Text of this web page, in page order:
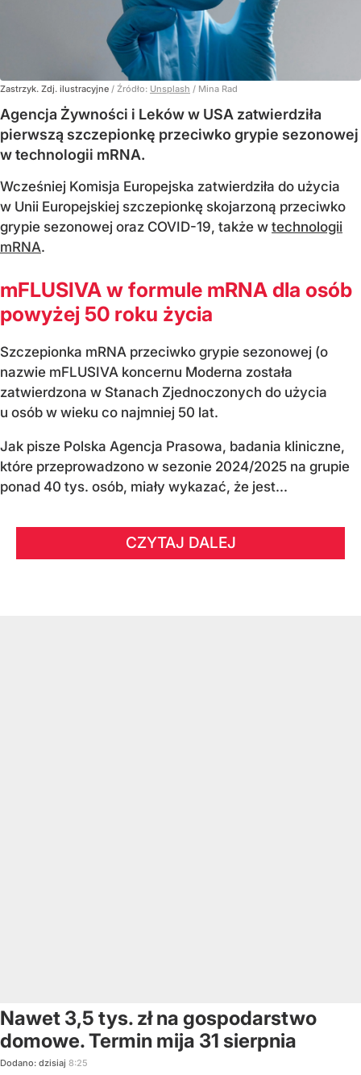
Zastrzyk. Zdj. ilustracyjne / Źródło: Unsplash / Mina Rad
Agencja Żywności i Leków w USA zatwierdziła
pierwszą szczepionkę przeciwko grypie sezonowej
w technologii mRNA.
Wcześniej Komisja Europejska zatwierdziła do użycia
w Unii Europejskiej szczepionkę skojarzoną przeciwko
grypie sezonowej oraz COVID-19, także w technologii
mRNA.
mFLUSIVA w formule mRNA dla osób
powyżej 50 roku życia
Szczepionka mRNA przeciwko grypie sezonowej (o
nazwie mFLUSIVA koncernu Moderna została
zatwierdzona w Stanach Zjednoczonych do użycia
u osób w wieku co najmniej 50 lat.
Jak pisze Polska Agencja Prasowa, badania kliniczne,
które przeprowadzono w sezonie 2024/2025 na grupie
ponad 40 tys. osób, miały wykazać, że jest...
CZYTAJ DALEJ
Nawet 3,5 tys. zł na gospodarstwo
domowe. Termin mija 31 sierpnia
Dodano: dzisiaj 8:25